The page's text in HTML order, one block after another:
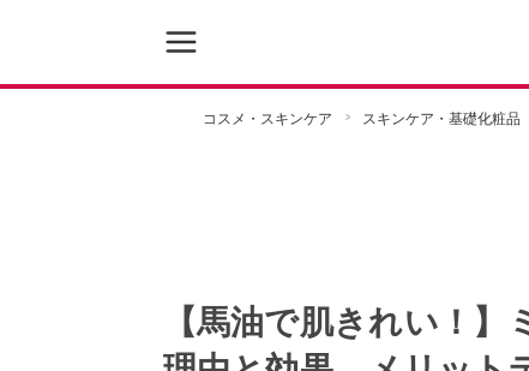
コスメ・スキンケア スキンケア・基礎化粧品
【馬油で肌きれい！